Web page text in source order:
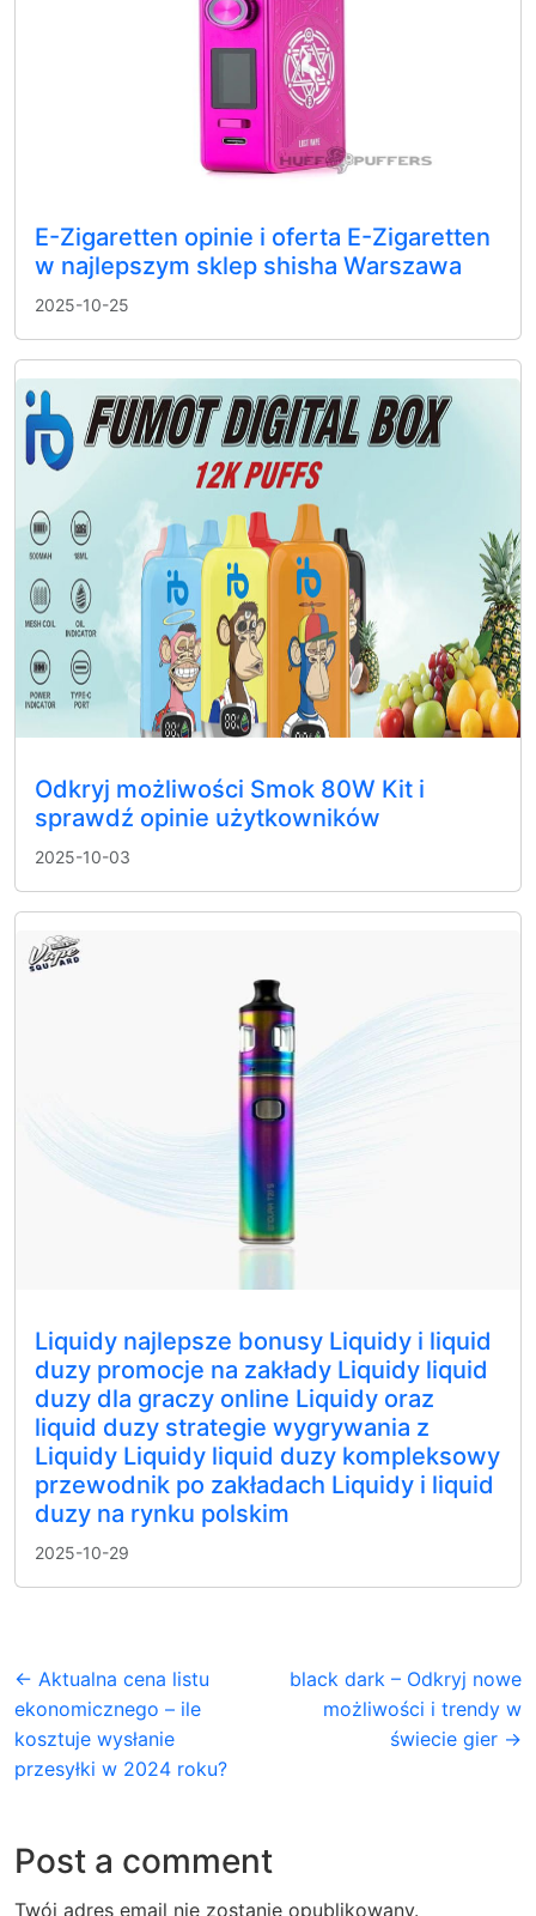
E-Zigaretten opinie i oferta E-Zigaretten
w najlepszym sklep shisha Warszawa
2025-10-25
Odkryj możliwości Smok 80W Kit i
sprawdź opinie użytkowników
2025-10-03
Liquidy najlepsze bonusy Liquidy i liquid
duzy promocje na zakłady Liquidy liquid
duzy dla graczy online Liquidy oraz
liquid duzy strategie wygrywania z
Liquidy Liquidy liquid duzy kompleksowy
przewodnik po zakładach Liquidy i liquid
duzy na rynku polskim
2025-10-29
← Aktualna cena listu
ekonomicznego – ile
kosztuje wysłanie
przesyłki w 2024 roku?
black dark – Odkryj nowe
możliwości i trendy w
świecie gier →
Post a comment
Twój adres email nie zostanie opublikowany.